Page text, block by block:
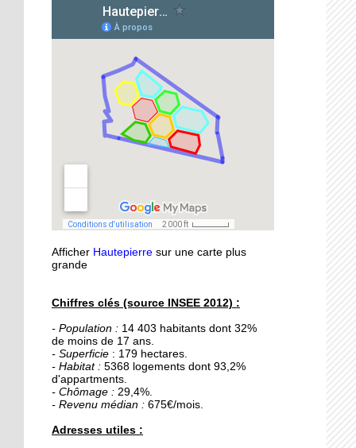
23 septembre 2015
21 septembre 2015
Nouvelle médiathèque :
les usagers satisfaits
pour le lycée musulman
18 septembre 2015
Les percus comme vous
16 septembre 2015
De la Passerelle au
Ricochet
16 septembre 2015
Table et Culture
Afficher Hautepierre sur une carte plus
grande
Chiffres clés (source INSEE 2012) :
- Population : 14 403 habitants dont 32%
de moins de 17 ans.
- Superficie : 179 hectares.
- Habitat : 5368 logements dont 93,2%
d'appartments.
- Chômage : 29,4%.
- Revenu médian : 675€/mois.
Adresses utiles :